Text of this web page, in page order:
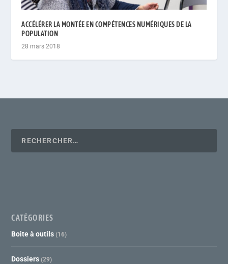
ACCÉLÉRER LA MONTÉE EN COMPÉTENCES NUMÉRIQUES DE LA
POPULATION
28 mars 2018
CATÉGORIES
Boite à outils (16)
Dossiers (29)